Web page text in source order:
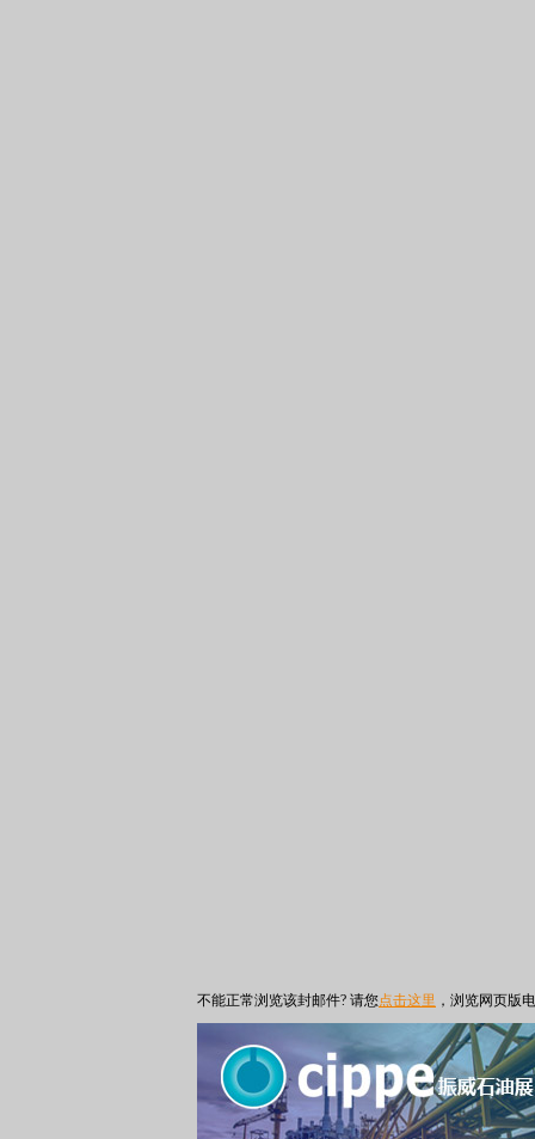
不能正常浏览该封邮件? 请您点击这里 ，浏览网页版